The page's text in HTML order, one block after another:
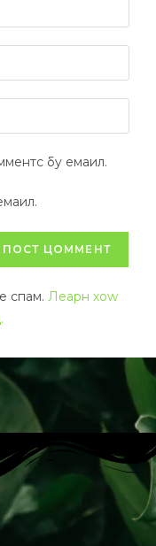
бy емаил.
спам. Леарн хоw